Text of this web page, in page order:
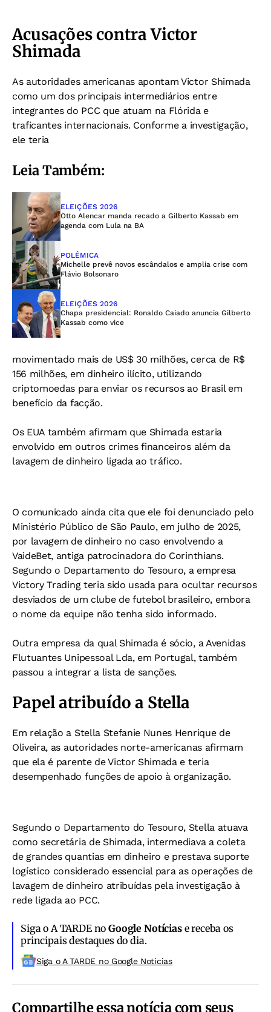
Acusações contra Victor
Shimada
As autoridades americanas apontam Victor Shimada
como um dos principais intermediários entre
integrantes do PCC que atuam na Flórida e
traficantes internacionais. Conforme a investigação,
ele teria
Leia Também:
ELEIÇÕES 2026
Otto Alencar manda recado a Gilberto Kassab em
agenda com Lula na BA
POLÊMICA
Michelle prevê novos escândalos e amplia crise com
Flávio Bolsonaro
ELEIÇÕES 2026
Chapa presidencial: Ronaldo Caiado anuncia Gilberto
Kassab como vice
movimentado mais de US$ 30 milhões, cerca de R$
156 milhões, em dinheiro ilícito, utilizando
criptomoedas para enviar os recursos ao Brasil em
benefício da facção.
Os EUA também afirmam que Shimada estaria
envolvido em outros crimes financeiros além da
lavagem de dinheiro ligada ao tráfico.
O comunicado ainda cita que ele foi denunciado pelo
Ministério Público de São Paulo, em julho de 2025,
por lavagem de dinheiro no caso envolvendo a
VaideBet, antiga patrocinadora do Corinthians.
Segundo o Departamento do Tesouro, a empresa
Victory Trading teria sido usada para ocultar recursos
desviados de um clube de futebol brasileiro, embora
o nome da equipe não tenha sido informado.
Outra empresa da qual Shimada é sócio, a Avenidas
Flutuantes Unipessoal Lda, em Portugal, também
passou a integrar a lista de sanções.
Papel atribuído a Stella
Em relação a Stella Stefanie Nunes Henrique de
Oliveira, as autoridades norte-americanas afirmam
que ela é parente de Victor Shimada e teria
desempenhado funções de apoio à organização.
Segundo o Departamento do Tesouro, Stella atuava
como secretária de Shimada, intermediava a coleta
de grandes quantias em dinheiro e prestava suporte
logístico considerado essencial para as operações de
lavagem de dinheiro atribuídas pela investigação à
rede ligada ao PCC.
Siga o A TARDE noGoogle Notíciase receba os
principais destaques do dia.
Siga o A TARDE no Google Noticias
Compartilhe essa notícia com seus